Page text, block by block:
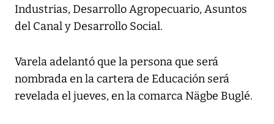
Industrias, Desarrollo Agropecuario, Asuntos
del Canal y Desarrollo Social.
Varela adelantó que la persona que será
nombrada en la cartera de Educación será
revelada el jueves, en la comarca Nägbe Buglé.